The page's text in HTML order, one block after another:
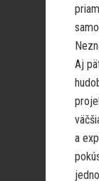
Aj
a